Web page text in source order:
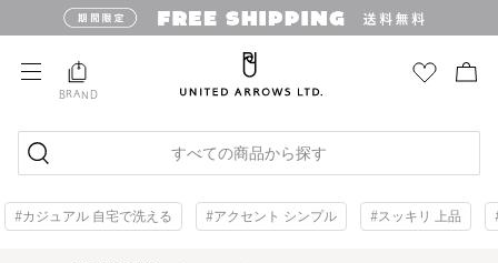
BRAND
すべての商品から探す
#カジュアル 自宅で洗える #アクセント シンプル #スッキリ 上品